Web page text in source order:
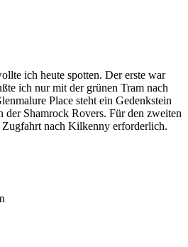
ich heute spotten. Der erste war
ich nur mit der grünen Tram nach
Place steht ein Gedenkstein
der Shamrock Rovers. Für den zweiten
nach Kilkenny erforderlich.